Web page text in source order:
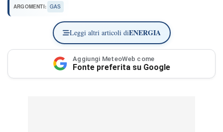
ARGOMENTI: GAS
Leggi altri articoli diENERGIA
Aggiungi MeteoWeb come
Fonte preferita su Google